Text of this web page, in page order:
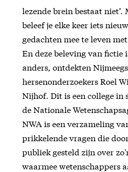
lezende brein bestaat niet’.
beleef je elke keer iets
gedachten mee te leven
En deze beleving van fictie
anders, ontdekten
hersenonderzoekers Roel
Nijhof. Dit is een college in
de Nationale
NWA is een verzameling
prikkelende vragen die
publiek gesteld zijn over
waarmee wetenschappers